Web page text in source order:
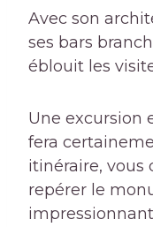
Avec son
ses bars
éblouit les
Une excursion
fera
itinéraire, vous
repérer le